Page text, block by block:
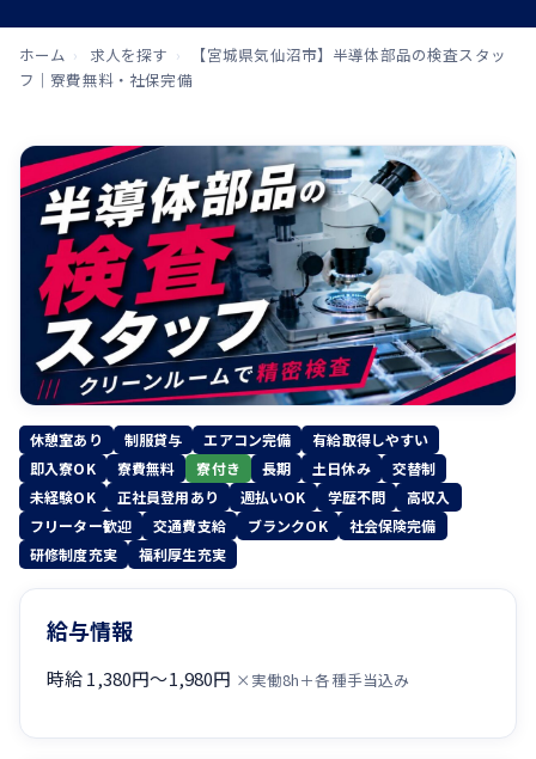
ホーム › 求人を探す ›
【宮城県気仙沼市】半導体部品の検査スタッ
フ｜寮費無料・社保完備
休憩室あり 制服貸与 エアコン完備
有給取得しやすい
即入寮OK
寮費無料 寮付き 長期 土日休み
交替制
未経験OK
正社員登用あり 週払いOK 学歴不問
高収入
フリーター歓迎
交通費支給 ブランクOK
社会保険完備
研修制度充実
福利厚生充実
給与情報
時給 1,380円〜1,980円 ×実働8h＋各種手当込み